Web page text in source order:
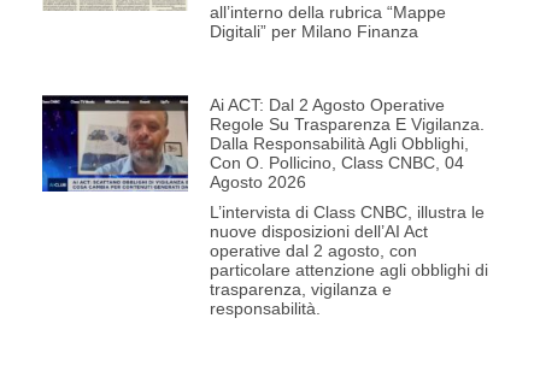
all’interno della rubrica “Mappe
Digitali” per Milano Finanza
Ai ACT: Dal 2 Agosto Operative
Regole Su Trasparenza E Vigilanza.
Dalla Responsabilità Agli Obblighi,
Con O. Pollicino, Class CNBC, 04
Agosto 2026
L’intervista di Class CNBC, illustra le
nuove disposizioni dell’AI Act
operative dal 2 agosto, con
particolare attenzione agli obblighi di
trasparenza, vigilanza e
responsabilità.